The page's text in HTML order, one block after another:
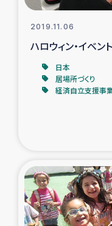
トルコに
インドネシア中部
スリランカ ムラ
スリラ
スリランカの南北女
2019.11.06
ハロウィン・イベン
日本
居場所づくり
経済自立支援事